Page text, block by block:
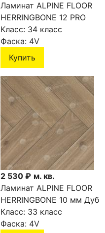
Ламинат ALPINE FLOOR
HERRINGBONE 12 PRO
Дуб Лион LF106-01
Класс: 34 класс
Фаска: 4V
Купить
2 530 ₽ м. кв.
Ламинат ALPINE FLOOR
HERRINGBONE 10 мм Дуб
Венето LF107-10
Класс: 33 класс
Фаска: 4V